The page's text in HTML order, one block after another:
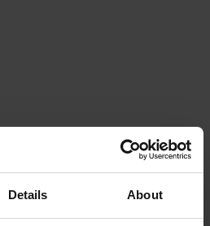
Details About